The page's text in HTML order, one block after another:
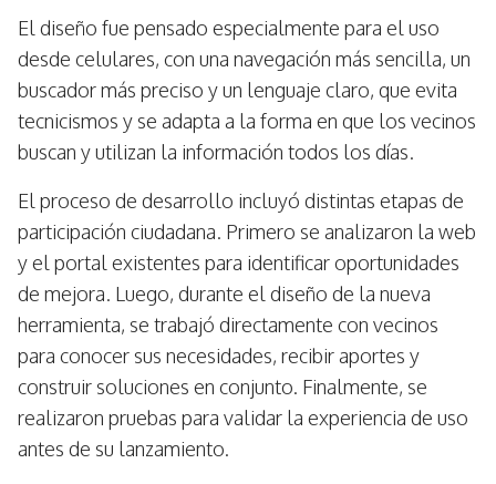
El diseño fue pensado especialmente para el uso
desde celulares, con una navegación más sencilla, un
buscador más preciso y un lenguaje claro, que evita
tecnicismos y se adapta a la forma en que los vecinos
buscan y utilizan la información todos los días.
El proceso de desarrollo incluyó distintas etapas de
participación ciudadana. Primero se analizaron la web
y el portal existentes para identificar oportunidades
de mejora. Luego, durante el diseño de la nueva
herramienta, se trabajó directamente con vecinos
para conocer sus necesidades, recibir aportes y
construir soluciones en conjunto. Finalmente, se
realizaron pruebas para validar la experiencia de uso
antes de su lanzamiento.